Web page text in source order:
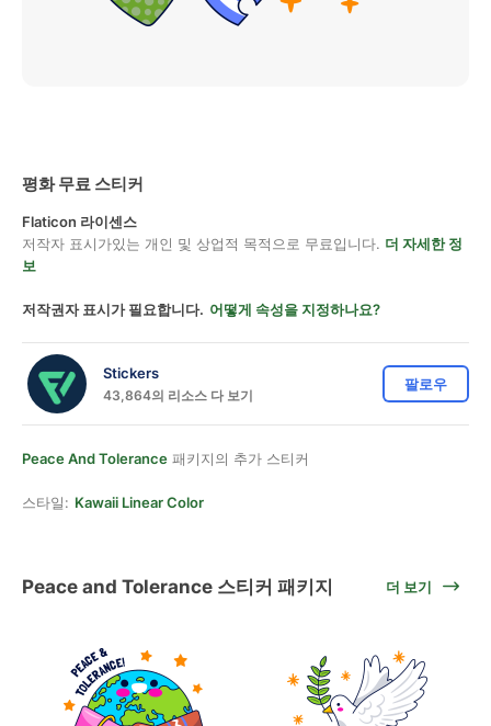
평화 무료 스티커
Flaticon 라이센스
저작자 표시가있는 개인 및 상업적 목적으로 무료입니다. 더 자세한 정
보
저작권자 표시가 필요합니다. 어떻게 속성을 지정하나요?
Stickers
43,864의 리소스 다 보기
팔로우
Peace And Tolerance 패키지의 추가 스티커
스타일: Kawaii Linear Color
Peace and Tolerance 스티커 패키지 더 보기